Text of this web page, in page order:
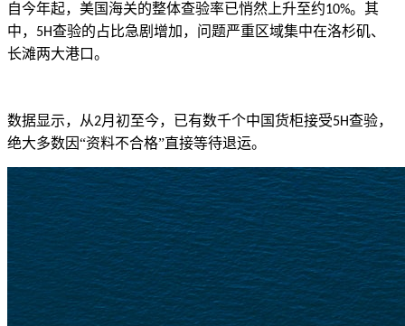
自今年起，美国海关的整体查验率已悄然上升至约10%。 其
中， 5H查验的占比急剧增加，问题严重区域集中在洛杉矶、
长滩两大港口。
数据显示，从2月初至今，已有数千个中国货柜接受5H查验，
绝大多数因“资料不合格”直接等待退运。